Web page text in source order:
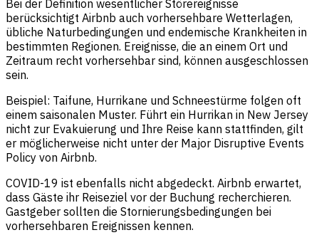
Bei der Definition wesentlicher Störereignisse
berücksichtigt Airbnb auch vorhersehbare Wetterlagen,
übliche Naturbedingungen und endemische Krankheiten in
bestimmten Regionen. Ereignisse, die an einem Ort und
Zeitraum recht vorhersehbar sind, können ausgeschlossen
sein.
Beispiel: Taifune, Hurrikane und Schneestürme folgen oft
einem saisonalen Muster. Führt ein Hurrikan in New Jersey
nicht zur Evakuierung und Ihre Reise kann stattfinden, gilt
er möglicherweise nicht unter der Major Disruptive Events
Policy von Airbnb.
COVID-19 ist ebenfalls nicht abgedeckt. Airbnb erwartet,
dass Gäste ihr Reiseziel vor der Buchung recherchieren.
Gastgeber sollten die Stornierungsbedingungen bei
vorhersehbaren Ereignissen kennen.